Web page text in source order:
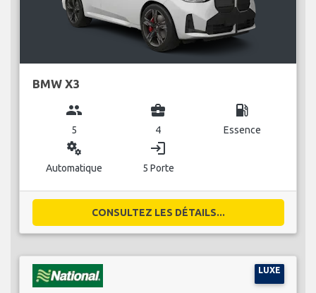
BMW X3
group
5
business_center
4
local_gas_station
Essence
miscellaneous_services
Automatique
login
5 Porte
CONSULTEZ LES DÉTAILS...
LUXE